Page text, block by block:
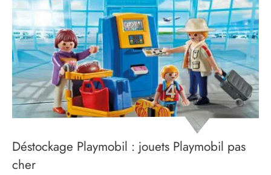
Déstockage Playmobil : jouets Playmobil pas
cher